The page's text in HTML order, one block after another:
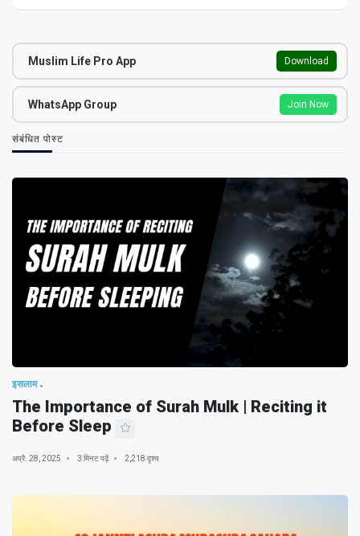
Muslim Life Pro App Download
WhatsApp Group Join Now
संबंधित पोस्ट
इसलाम
The Importance of Surah Mulk | Reciting it
Before Sleep
अप्रै. 28, 2025 3 मिनट पढ़ें 2,218 दृश्य